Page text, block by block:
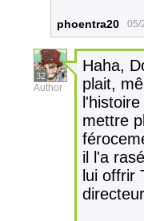
phoentra20 05/
32
Author
Haha,
plait,
mettre
il l'a
lui offrir